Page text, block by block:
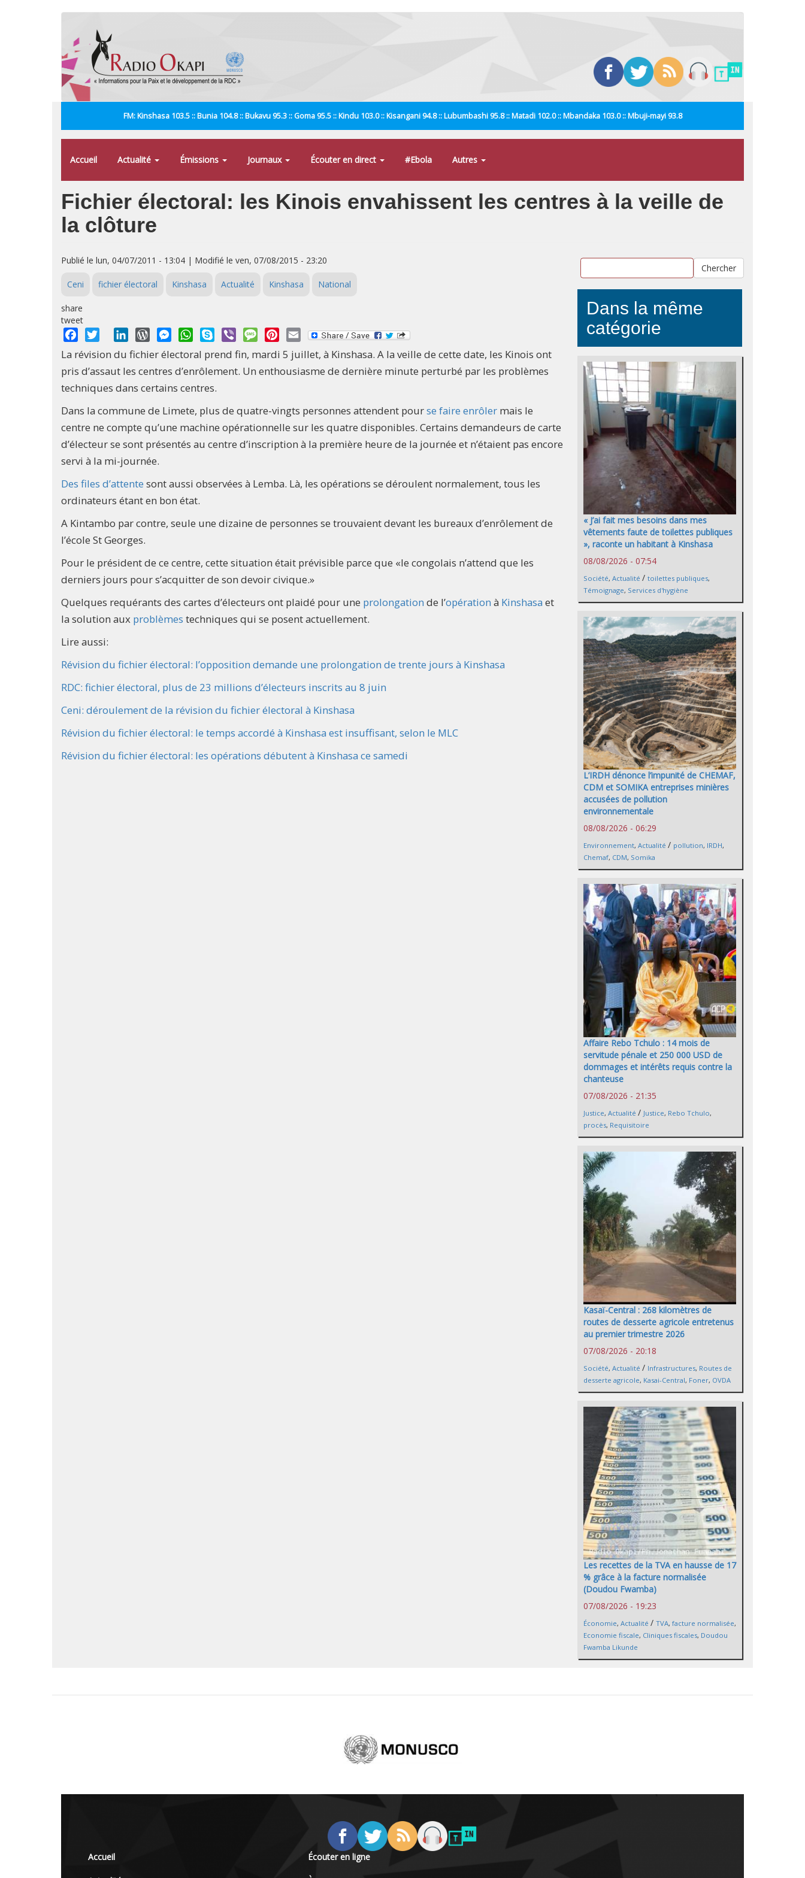
FM: Kinshasa 103.5 :: Bunia 104.8 :: Bukavu 95.3 :: Goma 95.5 :: Kindu 103.0 :: Kisangani 94.8 :: Lubumbashi 95.8 :: Matadi 102.0 :: Mbandaka 103.0 :: Mbuji-mayi 93.8
Accueil Actualité Émissions Journaux Écouter en direct #Ebola Autres
Fichier électoral: les Kinois envahissent les centres à la veille de
la clôture
Publié le lun, 04/07/2011 - 13:04 | Modifié le ven, 07/08/2015 - 23:20
Ceni fichier électoral Kinshasa Actualité Kinshasa National
share
tweet
Facebook
Twitter LinkedInWordPressMessengerWhatsApp
Skype Viber MessagePinterest
Email
La révision du fichier électoral prend fin, mardi 5 juillet, à Kinshasa. A la veille de cette date, les Kinois ont
pris d’assaut les centres d’enrôlement. Un enthousiasme de dernière minute perturbé par les problèmes
techniques dans certains centres.
Dans la commune de Limete, plus de quatre-vingts personnes attendent pourse faire enrôler mais le
centre ne compte qu’une machine opérationnelle sur les quatre disponibles. Certains demandeurs de carte
d’électeur se sont présentés au centre d’inscription à la première heure de la journée et n’étaient pas encore
servi à la mi-journée.
Des files d’attente sont aussi observées à Lemba. Là, les opérations se déroulent normalement, tous les
ordinateurs étant en bon état.
A Kintambo par contre, seule une dizaine de personnes se trouvaient devant les bureaux d’enrôlement de
l’école St Georges.
Pour le président de ce centre, cette situation était prévisible parce que «le congolais n’attend que les
derniers jours pour s’acquitter de son devoir civique.»
Quelques requérants des cartes d’électeurs ont plaidé pour une prolongation de l’opération à Kinshasa et
la solution aux problèmes techniques qui se posent actuellement.
Lire aussi:
Révision du fichier électoral: l’opposition demande une prolongation de trente jours à Kinshasa
RDC: fichier électoral, plus de 23 millions d’électeurs inscrits au 8 juin
Ceni: déroulement de la révision du fichier électoral à Kinshasa
Révision du fichier électoral: le temps accordé à Kinshasa est insuffisant, selon le MLC
Révision du fichier électoral: les opérations débutent à Kinshasa ce samedi
Chercher
Dans la même
catégorie
« J’ai fait mes besoins dans mes
vêtements faute de toilettes publiques
», raconte un habitant à Kinshasa
08/08/2026 - 07:54
Société, Actualité / toilettes publiques,
Témoignage, Services d'hygiène
L’IRDH dénonce l’impunité de CHEMAF,
CDM et SOMIKA entreprises minières
accusées de pollution
environnementale
08/08/2026 - 06:29
Environnement, Actualité / pollution, IRDH,
Chemaf, CDM, Somika
Affaire Rebo Tchulo : 14 mois de
servitude pénale et 250 000 USD de
dommages et intérêts requis contre la
chanteuse
07/08/2026 - 21:35
Justice, Actualité / Justice, Rebo Tchulo,
procès, Requisitoire
Kasaï-Central : 268 kilomètres de
routes de desserte agricole entretenus
au premier trimestre 2026
07/08/2026 - 20:18
Société, Actualité / Infrastructures, Routes de
desserte agricole, Kasai-Central, Foner, OVDA
Les recettes de la TVA en hausse de 17
% grâce à la facture normalisée
(Doudou Fwamba)
07/08/2026 - 19:23
Économie, Actualité / TVA, facture normalisée,
Economie fiscale, Cliniques fiscales, Doudou
Fwamba Likunde
Accueil Écouter en ligne